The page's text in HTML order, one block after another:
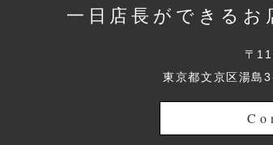
一日店長ができる
〒
東京都文京区湯島